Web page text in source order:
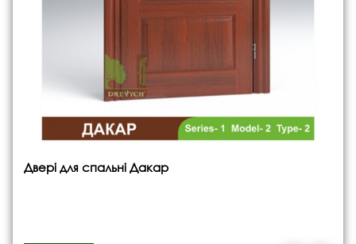
Двері для спальні Дакар